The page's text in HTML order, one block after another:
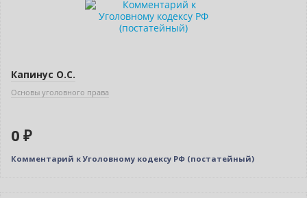
Капинус О.С.
Основы уголовного права
0 ₽
Комментарий к Уголовному кодексу РФ (постатейный)